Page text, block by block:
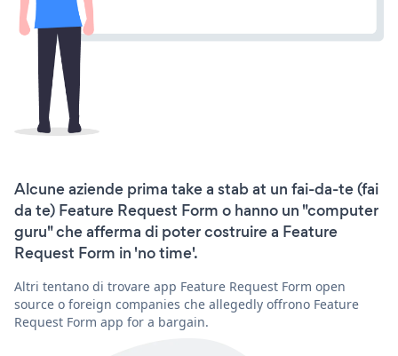
Alcune aziende prima take a stab at un fai-da-te (fai
da te) Feature Request Form o hanno un "computer
guru" che afferma di poter costruire a Feature
Request Form in 'no time'.
Altri tentano di trovare app Feature Request Form open
source o foreign companies che allegedly offrono Feature
Request Form app for a bargain.